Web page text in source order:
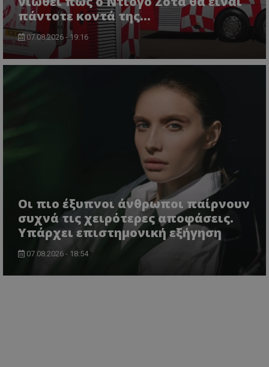
πάντοτε κοντά της...
07.08.2026 - 19:16
Οι πιο έξυπνοι άνθρωποι παίρνουν
συχνά τις χειρότερες αποφάσεις.
Υπάρχει επιστημονική εξήγηση
07.08.2026 - 18:54